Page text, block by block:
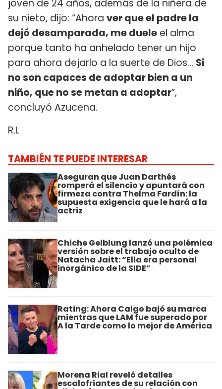
joven de 24 años, además de la niñera de
su nieto, dijo: “Ahora ver que el padre la
dejó desamparada, me duele el alma
porque tanto ha anhelado tener un hijo
para ahora dejarlo a la suerte de Dios... Si
no son capaces de adoptar bien a un
niño, que no se metan a adoptar”,
concluyó Azucena.
R.L
TAMBIÉN TE PUEDE INTERESAR
Aseguran que Juan Darthés
romperá el silencio y apuntará con
firmeza contra Thelma Fardín: la
supuesta exigencia que le hará a la
actriz
Chiche Gelblung lanzó una polémica
versión sobre el trabajo oculto de
Natacha Jaitt: “Ella era personal
inorgánico de la SIDE”
Rating: Ahora Caigo bajó su marca
mientras que LAM fue superado por
A la Tarde como lo mejor de América
Morena Rial reveló detalles
escalofriantes de su relación con